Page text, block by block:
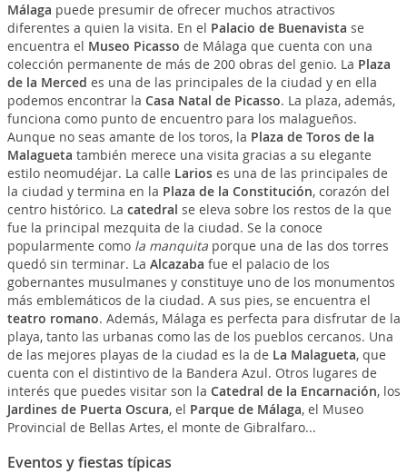
Málaga puede presumir de ofrecer muchos atractivos
diferentes a quien la visita. En el Palacio de Buenavista se
encuentra el Museo Picasso de Málaga que cuenta con una
colección permanente de más de 200 obras del genio. La Plaza
de la Merced es una de las principales de la ciudad y en ella
podemos encontrar la Casa Natal de Picasso. La plaza, además,
funciona como punto de encuentro para los malagueños.
Aunque no seas amante de los toros, la Plaza de Toros de la
Malagueta también merece una visita gracias a su elegante
estilo neomudéjar. La calle Larioses una de las principales de
la ciudad y termina en la Plaza de la Constitución, corazón del
centro histórico. La catedral se eleva sobre los restos de la que
fue la principal mezquita de la ciudad. Se la conoce
popularmente como la manquitaporque una de las dos torres
quedó sin terminar. La Alcazaba fue el palacio de los
gobernantes musulmanes y constituye uno de los monumentos
más emblemáticos de la ciudad. A sus pies, se encuentra el
teatro romano. Además, Málaga es perfecta para disfrutar de la
playa, tanto las urbanas como las de los pueblos cercanos. Una
de las mejores playas de la ciudad es la de La Malagueta, que
cuenta con el distintivo de la Bandera Azul. Otros lugares de
interés que puedes visitar son la Catedral de la Encarnación, los
Jardines de Puerta Oscura, el Parque de Málaga, el Museo
Provincial de Bellas Artes, el monte de Gibralfaro...
Eventos y fiestas típicas